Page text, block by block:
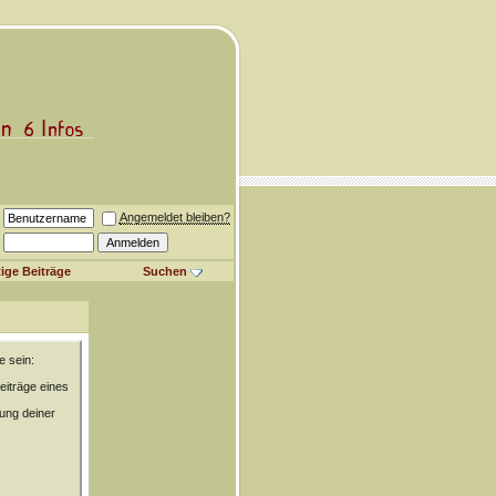
Angemeldet bleiben?
Beiträge Suchen
sein:
eines
deiner